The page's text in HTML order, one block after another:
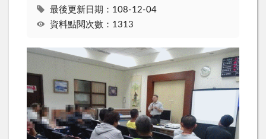
最後更新日期：108-12-04
資料點閱次數：1313